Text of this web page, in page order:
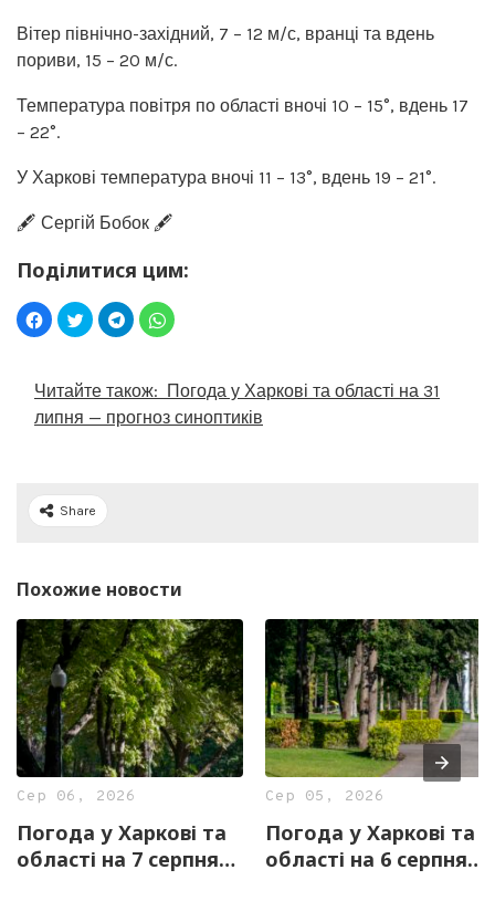
Вітер північно-західний, 7 – 12 м/с, вранці та вдень
пориви, 15 – 20 м/с.
Температура повітря по області вночі 10 – 15°, вдень 17
– 22°.
У Харкові температура вночі 11 – 13°, вдень 19 – 21°.
🖋️ Сергій Бобок 🖋️
Поділитися цим:
Читайте також: Погода у Харкові та області на 31
липня — прогноз синоптиків
Share
Похожие новости
Сер 06, 2026
Погода у Харкові та
області на 7 серпня
Сер 05, 2026
Погода у Харкові та
області на 6 серпня